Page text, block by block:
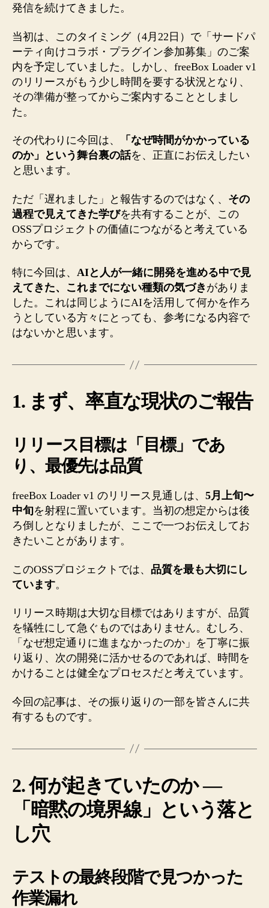
一
に
開
発
し
て
見
き
た
へ
の
発信を続けてきました。
当初は、このタイミング（4月22日）で「サードパ
ーティ向けコラボ・プラグイン参加募集」のご案
内を予定していました。しかし、freeBox Loader v1
のリリースがもう少し時間を要する状況となり、
その準備が整ってからご案内することとしまし
た。
その代わりに今回は、
「なぜ時間がかかっている
のか」という舞台裏の話を、正直にお伝えしたい
と思います。
ただ「遅れました」と報告するのではなく、 その
過程で見えてきた学びを共有することが、この
OSSプロジェクトの価値につながると考えている
からです。
特に今回は、 AIと人が一緒に開発を進める中で見
えてきた、これまでにない種類の気づき がありま
した。これは同じようにAIを活用して何かを作ろ
うとしている方々にとっても、参考になる内容で
はないかと思います。
1. まず、率直な現状のご報告
リリース目標は「目標」であ
り、最優先は品質
freeBox Loader v1 のリリース見通しは、 5月上旬〜
中旬を射程に置いています。当初の想定からは後
ろ倒しとなりましたが、ここで一つお伝えしてお
きたいことがあります。
このOSSプロジェクトでは、 品質を最も大切にし
ています。
リリース時期は大切な目標ではありますが、品質
を犠牲にして急ぐものではありません。むしろ、
「なぜ想定通りに進まなかったのか」を丁寧に振
り返り、次の開発に活かせるのであれば、時間を
かけることは健全なプロセスだと考えています。
今回の記事は、その振り返りの一部を皆さんに共
有するものです。
2. 何が起きていたのか —
「暗黙の境界線」という落と
し穴
テストの最終段階で見つかった
作業漏れ